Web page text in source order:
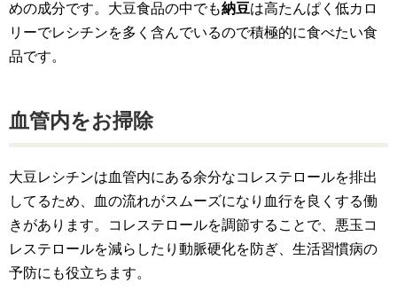
めの成分です。大豆食品の中でも納豆は高たんぱく低カロ
リーでレシチンを多く含んでいるので積極的に食べたい食
品です。
血管内をお掃除
大豆レシチンは血管内にある余分なコレステロールを排出
してるため、血の流れがスムーズになり血行を良くする働
きがあります。コレステロールを調節することで、悪玉コ
レステロールを減らしたり動脈硬化を防ぎ、生活習慣病の
予防にも役立ちます。